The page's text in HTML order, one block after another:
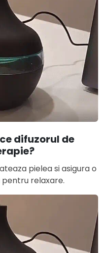
difuzorul de
pielea si asigura o
relaxare.